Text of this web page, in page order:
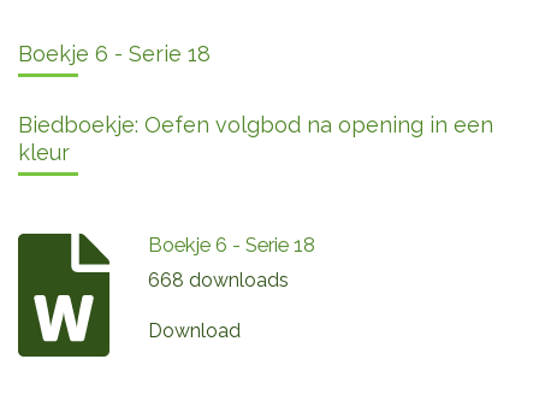
Boekje 6 - Serie 18
Biedboekje: Oefen volgbod na opening in een
kleur
Boekje 6 - Serie 18
668 downloads
Download